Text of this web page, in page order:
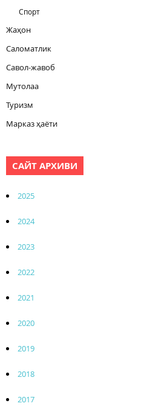
Спорт
Жаҳон
Саломатлик
Савол-жавоб
Мутолаа
Туризм
Марказ ҳаёти
САЙТ АРХИВИ
2025
2024
2023
2022
2021
2020
2019
2018
2017